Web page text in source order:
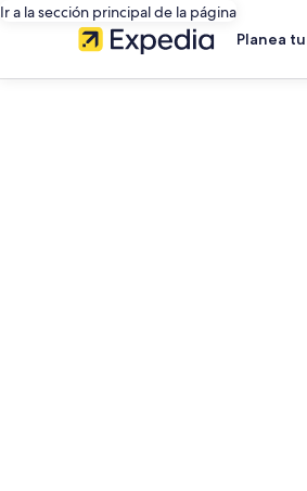
Ir a la sección principal de la página
Planea